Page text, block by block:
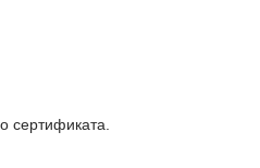
сертификата.